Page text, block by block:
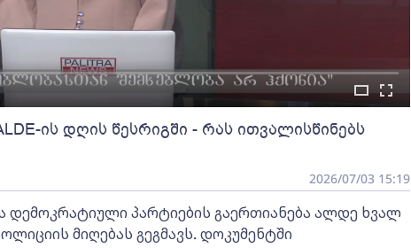
ის დღის წესრიგში - რას ითვალისწინებს
2026/07/03 15:19
პარტიების გაერთიანება ალდე ხვალ
მიღებას გეგმავს. დოკუმენტში